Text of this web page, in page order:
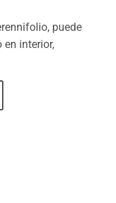
puede
interior,